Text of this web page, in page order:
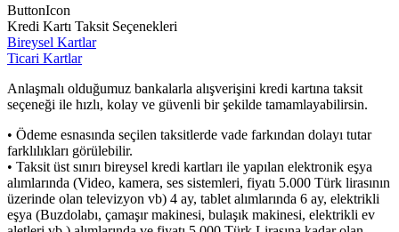
ButtonIcon
Kredi Kartı Taksit Seçenekleri
Bireysel Kartlar
Ticari Kartlar
Anlaşmalı olduğumuz bankalarla alışverişini kredi kartına taksit
seçeneği ile hızlı, kolay ve güvenli bir şekilde tamamlayabilirsin.
• Ödeme esnasında seçilen taksitlerde vade farkından dolayı tutar
farklılıkları görülebilir.
• Taksit üst sınırı bireysel kredi kartları ile yapılan elektronik eşya
alımlarında (Video, kamera, ses sistemleri, fiyatı 5.000 Türk lirasının
üzerinde olan televizyon vb) 4 ay, tablet alımlarında 6 ay, elektrikli
eşya (Buzdolabı, çamaşır makinesi, bulaşık makinesi, elektrikli ev